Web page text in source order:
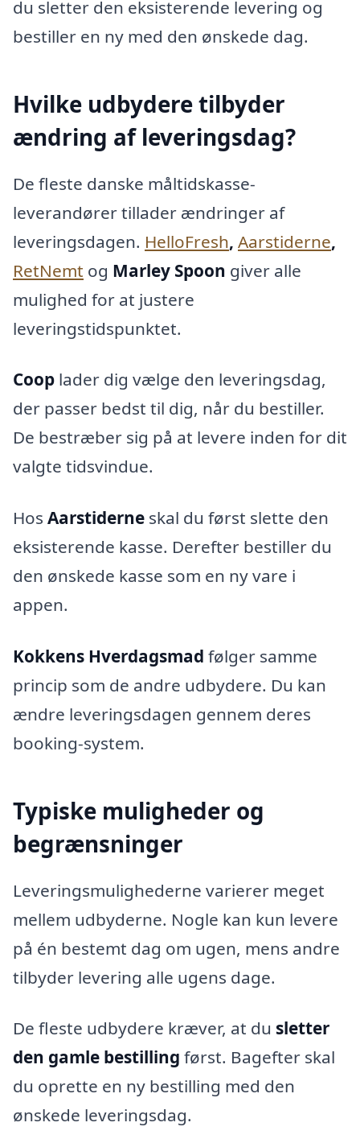
du sletter den eksisterende levering og
bestiller en ny med den ønskede dag.
Hvilke udbydere tilbyder
ændring af leveringsdag?
De fleste danske måltidskasse-
leverandører tillader ændringer af
leveringsdagen. HelloFresh, Aarstiderne,
RetNemt og Marley Spoon giver alle
mulighed for at justere
leveringstidspunktet.
Coop lader dig vælge den leveringsdag,
der passer bedst til dig, når du bestiller.
De bestræber sig på at levere inden for dit
valgte tidsvindue.
Hos Aarstiderne skal du først slette den
eksisterende kasse. Derefter bestiller du
den ønskede kasse som en ny vare i
appen.
Kokkens Hverdagsmad følger samme
princip som de andre udbydere. Du kan
ændre leveringsdagen gennem deres
booking-system.
Typiske muligheder og
begrænsninger
Leveringsmulighederne varierer meget
mellem udbyderne. Nogle kan kun levere
på én bestemt dag om ugen, mens andre
tilbyder levering alle ugens dage.
De fleste udbydere kræver, at du sletter
den gamle bestilling først. Bagefter skal
du oprette en ny bestilling med den
ønskede leveringsdag.